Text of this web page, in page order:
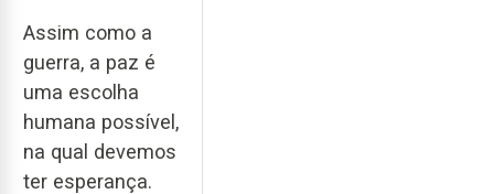
Assim como a
guerra, a paz é
uma escolha
humana possível,
na qual devemos
ter esperança.